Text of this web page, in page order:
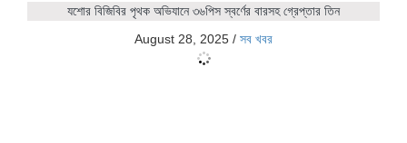
যশোর বিজিবির পৃথক অভিযানে ৩৬পিস স্বর্ণের বারসহ গ্রেপ্তার তিন
August 28, 2025 / সব খবর